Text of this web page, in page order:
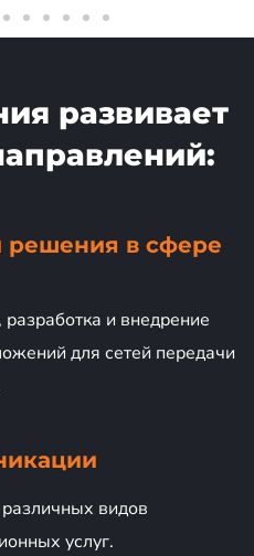
развивает
решения в сфере
и внедрение
для сетей передачи
видов
услуг.